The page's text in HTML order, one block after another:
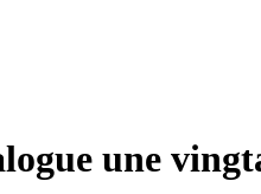
une